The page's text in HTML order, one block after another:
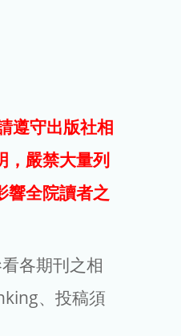
刊
費
遵守出版社相
，嚴禁大量列
響全院讀者之
各期刊之相
、投稿須